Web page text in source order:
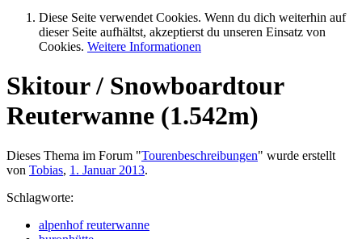
Diese Seite verwendet Cookies. Wenn du dich weiterhin auf
dieser Seite aufhältst, akzeptierst du unseren Einsatz von
Cookies. Weitere Informationen
Skitour / Snowboardtour
Reuterwanne (1.542m)
Dieses Thema im Forum "Tourenbeschreibungen" wurde erstellt
von Tobias, 1. Januar 2013.
Schlagworte:
alpenhof reuterwanne